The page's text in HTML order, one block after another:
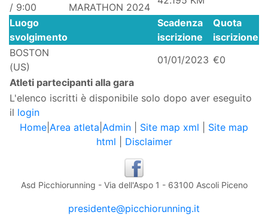
/ 9:00
MARATHON 2024
Luogo
svolgimento
Scadenza
iscrizione
Quota
iscrizione
BOSTON
(US)
01/01/2023 €0
Atleti partecipanti alla gara
L'elenco iscritti è disponibile solo dopo aver eseguito
il login
Home Area atleta Admin Site map xml
Site map
html
Disclaimer
Asd Picchiorunning - Via dell'Aspo 1 - 63100 Ascoli Piceno
presidente@picchiorunning.it